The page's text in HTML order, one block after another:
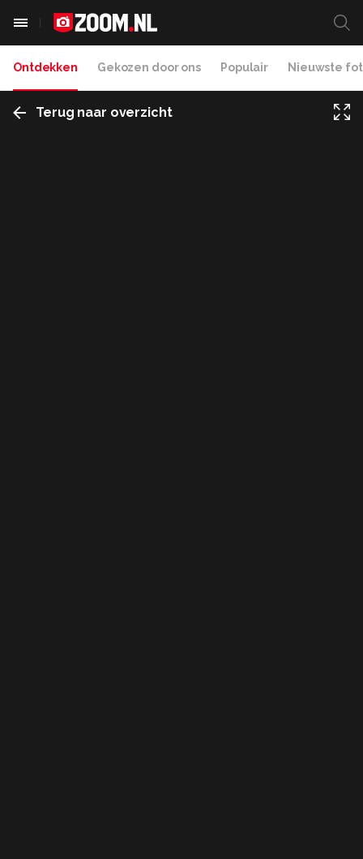
Ontdekken Gekozen door ons Populair Nieuwste
Terug naar overzicht